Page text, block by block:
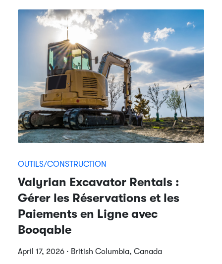
OUTILS/CONSTRUCTION
Valyrian Excavator Rentals :
Gérer les Réservations et les
Paiements en Ligne avec
Booqable
April 17, 2026 · British Columbia, Canada